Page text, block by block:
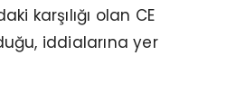
karşılığı olan CE
iddialarına yer